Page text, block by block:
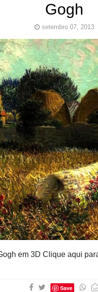
Gogh
setembro 07, 2013
em 3D Clique aqui
Save